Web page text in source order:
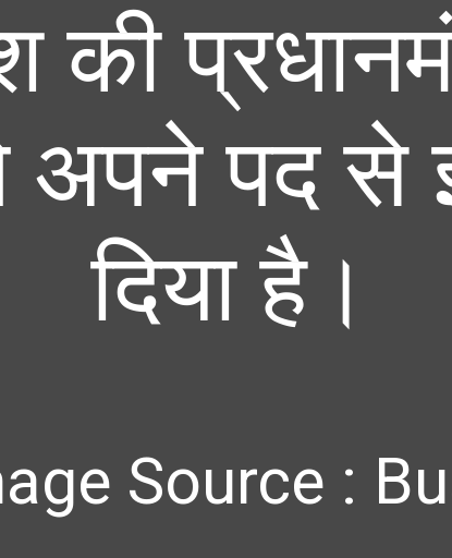
की
अपने पद से
दिया है।
Source :